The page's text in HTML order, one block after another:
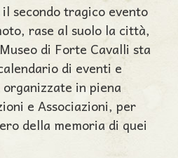
secondo tragico evento
rase al suolo la città,
di Forte Cavalli sta
di eventi e
in piena
e Associazioni, per
della memoria di quei